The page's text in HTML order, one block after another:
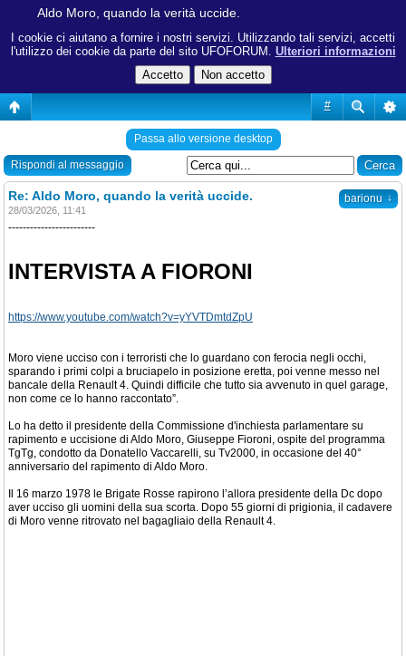
I cookie ci aiutano a fornire i nostri servizi. Utilizzando tali servizi, accetti
l'utilizzo dei cookie da parte del sito UFOFORUM. Ulteriori informazioni
#
Aldo Moro, quando la verità uccide.
Passa allo versione desktop
Rispondi al messaggio
barionu ↓
Re: Aldo Moro, quando la verità uccide.
28/03/2026, 11:41
------------------------
INTERVISTA A FIORONI
https://www.youtube.com/watch?v=yYVTDmtdZpU
Moro viene ucciso con i terroristi che lo guardano con ferocia negli occhi,
sparando i primi colpi a bruciapelo in posizione eretta, poi venne messo nel
bancale della Renault 4. Quindi difficile che tutto sia avvenuto in quel garage,
non come ce lo hanno raccontato”.
Lo ha detto il presidente della Commissione d'inchiesta parlamentare su
rapimento e uccisione di Aldo Moro, Giuseppe Fioroni, ospite del programma
TgTg, condotto da Donatello Vaccarelli, su Tv2000, in occasione del 40°
anniversario del rapimento di Aldo Moro.
Il 16 marzo 1978 le Brigate Rosse rapirono lʼallora presidente della Dc dopo
aver ucciso gli uomini della sua scorta. Dopo 55 giorni di prigionia, il cadavere
di Moro venne ritrovato nel bagagliaio della Renault 4.